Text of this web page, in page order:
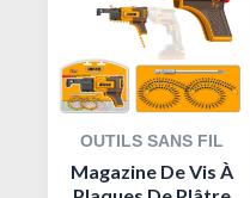
OUTILS SANS FIL
Magazine De Vis À